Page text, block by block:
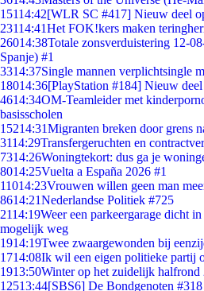
15114:42[WLR SC #417] Nieuw deel
23114:41Het FOK!kers maken
26014:38Totale zonsverduistering 12-
Spanje) #1
3314:37Single mannen verplichtsingle
18014:36[PlayStation #184] Nieuw deel
4614:34OM-Teamleider met
basisscholen
15214:31Migranten breken door grens
3114:29Transfergeruchten en
7314:26Woningtekort: dus ga je
8014:25Vuelta a España 2026 #1
11014:23Vrouwen willen geen man
8614:21Nederlandse Politiek #725
2114:19Weer een parkeergarage dicht
mogelijk weg
1914:19Twee zwaargewonden bij
1714:08Ik wil een eigen politieke partij
1913:50Winter op het zuidelijk halfrond
12513:44[SBS6] De Bondgenoten